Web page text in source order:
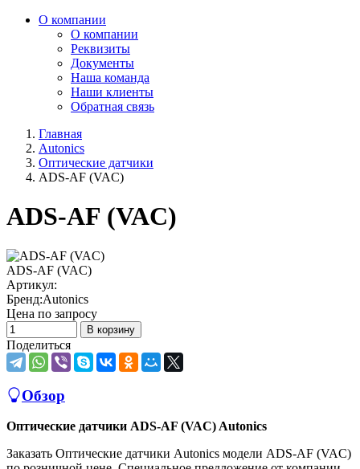
О компании
О компании
Реквизиты
Документы
Наша команда
Наши клиенты
Обратная связь
Главная
Autonics
Оптические датчики
ADS-AF (VAC)
ADS-AF (VAC)
ADS-AF (VAC)
Артикул:
Бренд:Autonics
Цена по запросу
В корзину
Поделиться
Обзор
Оптические датчики ADS-AF (VAC) Autonics
Заказать Оптические датчики Autonics модели ADS-AF (VAC)